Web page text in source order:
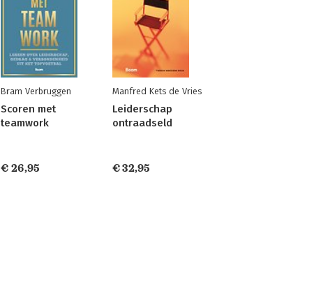
Bram Verbruggen
Scoren met
teamwork
€ 26,95
Manfred Kets de Vries
Leiderschap
ontraadseld
€ 32,95